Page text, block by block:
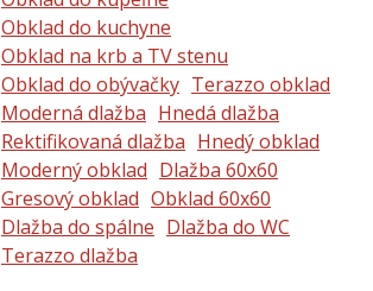
Obklad do kuchyne
Obklad na krb a TV stenu
Obklad do obývačky Terazzo obklad
Moderná dlažba Hnedá dlažba
Rektifikovaná dlažba Hnedý obklad
Moderný obklad Dlažba 60x60
Gresový obklad Obklad 60x60
Dlažba do spálne Dlažba do WC
Terazzo dlažba